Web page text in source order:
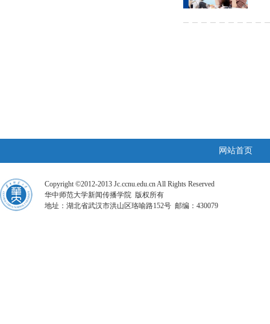
网站首页
Copyright ©2012-2013 Jc.ccnu.edu.cn All Rights Reserved
华中师范大学新闻传播学院 版权所有
地址：湖北省武汉市洪山区珞喻路152号 邮编：430079